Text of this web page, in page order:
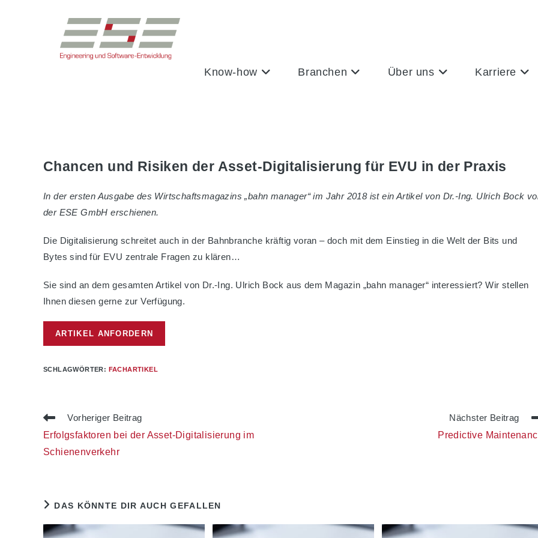
Know-how Branchen Über uns Karriere
Chancen und Risiken der Asset-Digitalisierung für EVU in der Praxis
In der ersten Ausgabe des Wirtschaftsmagazins „bahn manager“ im Jahr 2018 ist ein Artikel von Dr.-Ing. Ulrich Bock
der ESE GmbH erschienen.
Die Digitalisierung schreitet auch in der Bahnbranche kräftig voran – doch mit dem Einstieg in die Welt der Bits und
Bytes sind für EVU zentrale Fragen zu klären…
Sie sind an dem gesamten Artikel von Dr.-Ing. Ulrich Bock aus dem Magazin „bahn manager“ interessiert? Wir stellen
Ihnen diesen gerne zur Verfügung.
ARTIKEL ANFORDERN
SCHLAGWÖRTER: FACHARTIKEL
Weitere
ansehen
Vorheriger Beitrag
Erfolgsfaktoren bei der Asset-Digitalisierung im
Schienenverkehr
Nächster Beitrag
Predictive
DAS KÖNNTE DIR AUCH GEFALLEN